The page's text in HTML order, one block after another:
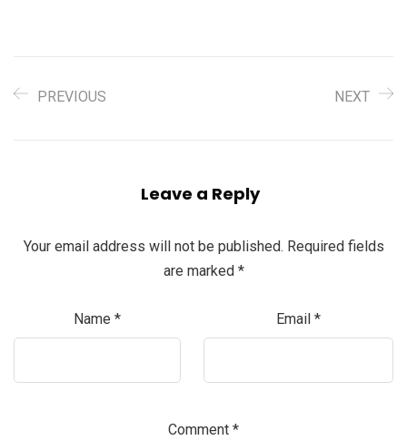
PREVIOUS NEXT
Leave a Reply
Your email address will not be published. Required fields
are marked *
Name * Email *
Comment *